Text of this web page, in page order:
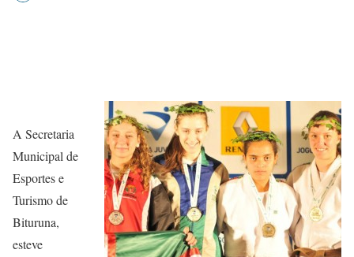
A Secretaria
Municipal de
Esportes e
Turismo de
Bituruna,
esteve